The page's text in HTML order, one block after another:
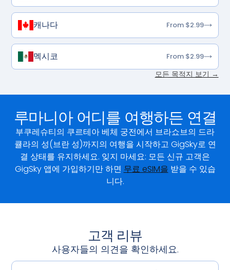
캐나다 From $2.99
멕시코 From $2.99
모든 목적지 보기 →
루마니아 어디를 여행하든 연결
부쿠레슈티의 쿠르테아 베체 궁전에서 브라쇼브의 드라
큘라의 성(브란 성)까지의 여행을 시작하고 GigSky로 연
결 상태를 유지하세요. 잊지 마세요: 모든 신규 고객은
GigSky 앱에 가입하기만 하면 무료 eSIM을 받을 수 있습
니다.
고객 리뷰
사용자들의 의견을 확인하세요.